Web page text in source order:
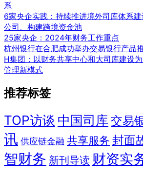
系
6家央企实践：持续推进境外司库体系
公司、构建跨境资金池
25家央企：2024年财务工作重点
杭州银行在合肥成功举办交易银行产品
H集团：以财务共享中心和大司库建设
管理新模式
推荐标签
TOP访谈 中国司库 交易
讯 供应链金融 共享服务 封面
智财务 新刊导读 财资实